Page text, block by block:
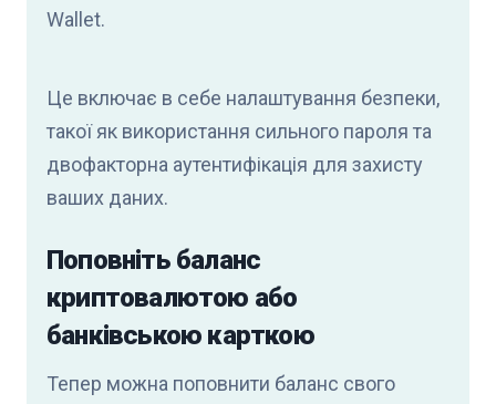
Wallet.
Це включає в себе налаштування безпеки,
такої як використання сильного пароля та
двофакторна аутентифікація для захисту
ваших даних.
Поповніть баланс
криптовалютою або
банківською карткою
Тепер можна поповнити баланс свого